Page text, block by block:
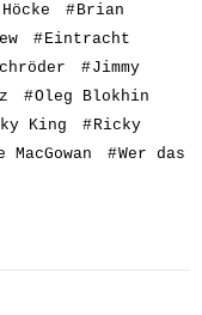
#Brian
#Eintracht
#Jimmy
#Oleg Blokhin
King #Ricky
MacGowan #Wer das